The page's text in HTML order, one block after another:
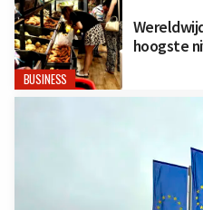
BUSINESS
hoogste